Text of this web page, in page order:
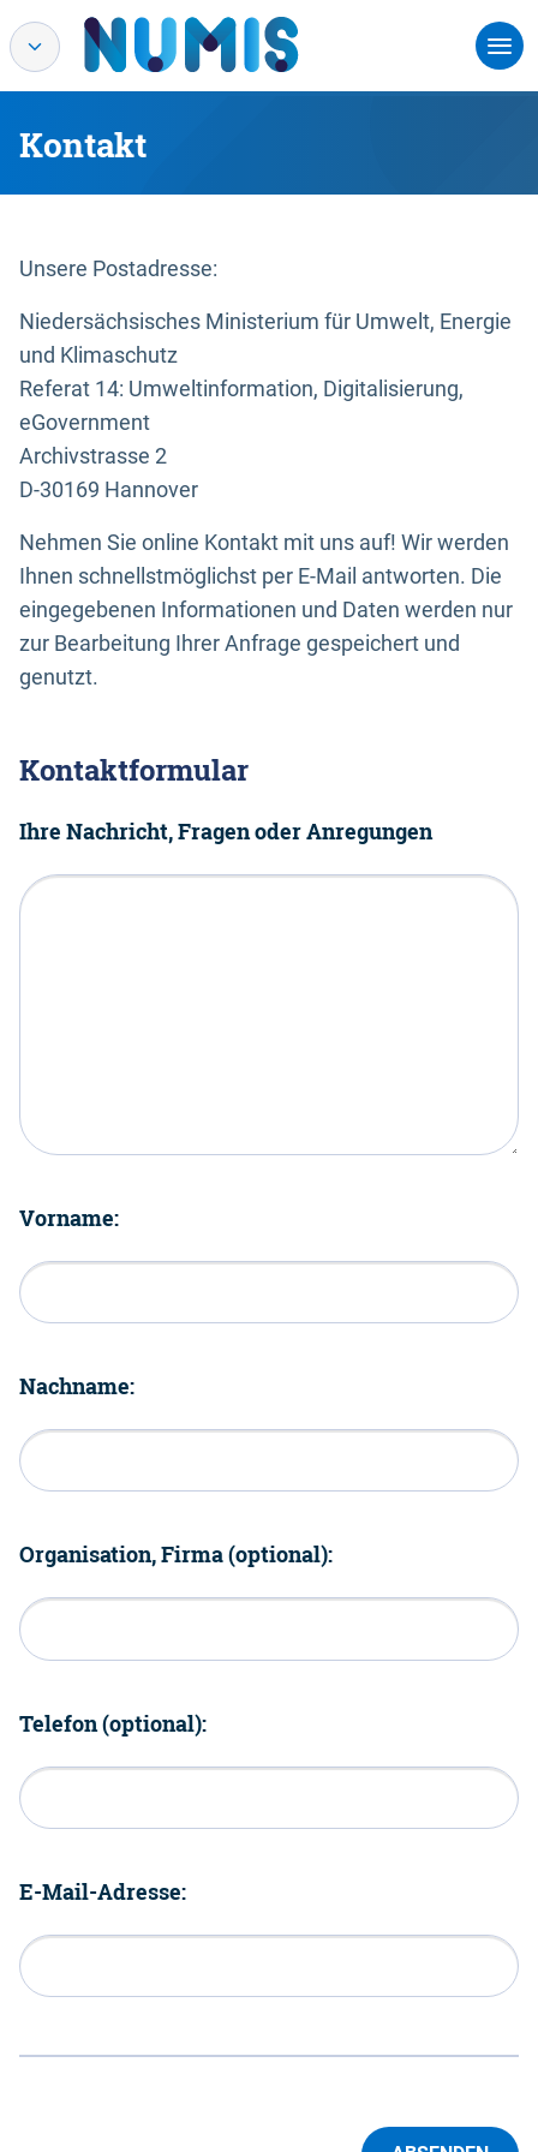
Kontakt
Unsere Postadresse:
Niedersächsisches Ministerium für Umwelt, Energie
und Klimaschutz
Referat 14: Umweltinformation, Digitalisierung,
eGovernment
Archivstrasse 2
D-30169 Hannover
Nehmen Sie online Kontakt mit uns auf! Wir werden
Ihnen schnellstmöglichst per E-Mail antworten. Die
eingegebenen Informationen und Daten werden nur
zur Bearbeitung Ihrer Anfrage gespeichert und
genutzt.
Kontaktformular
Ihre Nachricht, Fragen oder Anregungen
Vorname:
Nachname:
Organisation, Firma (optional):
Telefon (optional):
E-Mail-Adresse: